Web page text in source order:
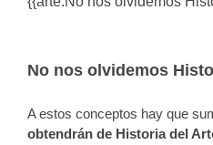
No nos olvidemos
A estos conceptos hay que
obtendrán de Historia del